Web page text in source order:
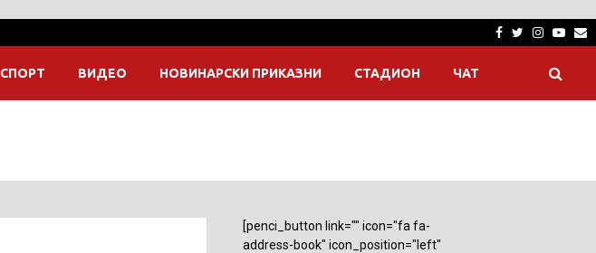
Facebook
Twitter
СПОРТ ВИДЕО НОВИНАРСКИ ПРИКАЗНИ СТАДИОН ЧАТ
[penci_button link="" icon="fa fa-
address-book" icon_position="left"